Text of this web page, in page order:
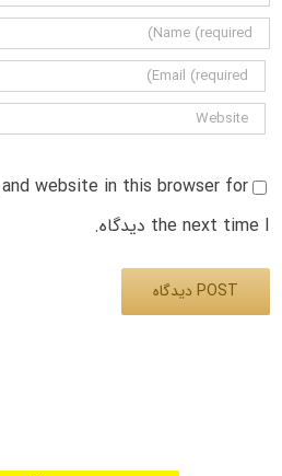
and website in this browser for
the next time I دیدگاه.